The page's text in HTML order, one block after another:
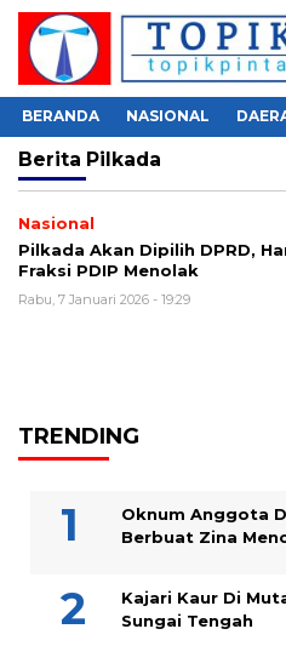
BERANDA NASIONAL
Berita Pilkada
Nasional
Pilkada Akan Dipilih DPRD,
Fraksi PDIP Menolak
Rabu, 7 Januari 2026 - 19:29
TRENDING
Oknum Anggota
Berbuat Zina
Kajari Kaur Di
Sungai Tengah